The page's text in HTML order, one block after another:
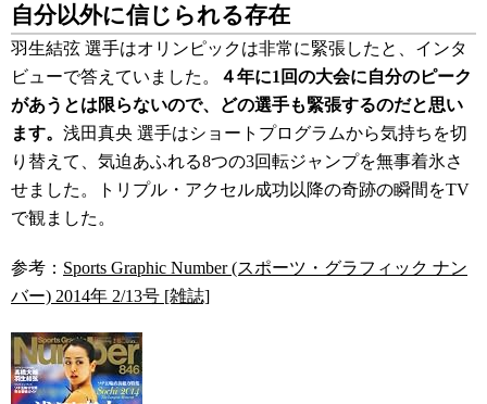
自分以外に信じられる存在
羽生結弦 選手はオリンピックは非常に緊張したと、インタ
ビューで答えていました。
４年に1回の大会に自分のピーク
があうとは限らないので、どの選手も緊張するのだと思い
ます。 浅田真央 選手はショートプログラムから気持ちを切
り替えて、気迫あふれる8つの3回転ジャンプを無事着氷さ
せました。トリプル・アクセル成功以降の奇跡の瞬間をTV
で観ました。
参考： Sports Graphic Number (スポーツ・グラフィック ナン
バー) 2014年 2/13号 [雑誌]